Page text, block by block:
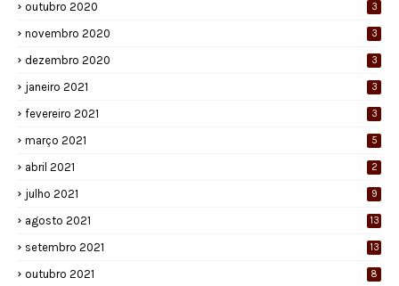
outubro 2020 3
novembro 2020 3
dezembro 2020 3
janeiro 2021 3
fevereiro 2021 3
março 2021 5
abril 2021 2
julho 2021 9
agosto 2021 13
setembro 2021 13
outubro 2021 8